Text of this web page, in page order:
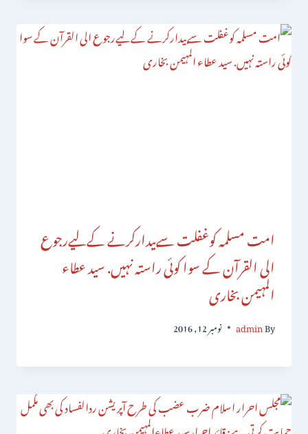
امت مسلمہ کوغفلت سےبیدارکرنے کےلیےرجوع
الی القرآن کے سوا کوئی راستہ نہیں. سید عطاء
المہیمن بخاری
By
admin نومبر 12, 2016